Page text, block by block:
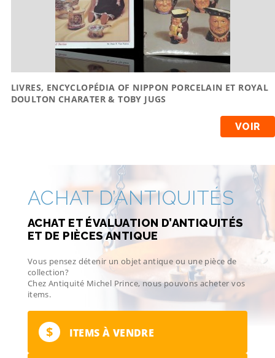
LIVRES, ENCYCLOPÉDIA OF NIPPON PORCELAIN ET ROYAL
DOULTON CHARATER & TOBY JUGS
VOIR
ACHAT D’ANTIQUITÉS
ACHAT ET ÉVALUATION D’ANTIQUITÉS
ET DE PIÈCES ANTIQUE
Vous pensez détenir un objet antique ou une pièce de
collection?
Chez Antiquité Michel Prince, nous pouvons acheter vos
items.
$ ITEMS À VENDRE